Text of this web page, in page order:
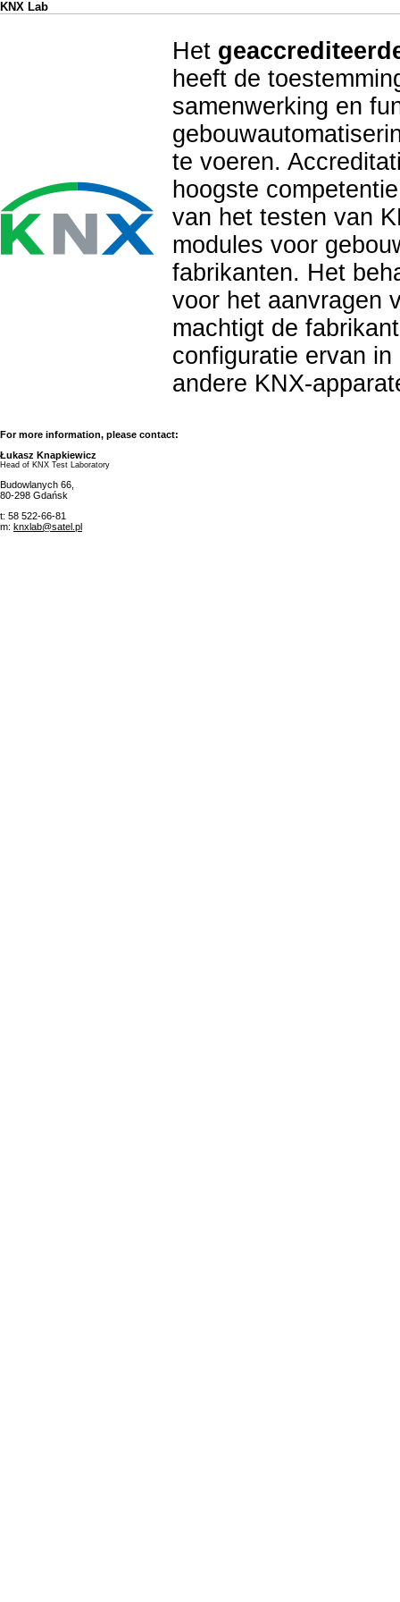
KNX Lab
Het
heeft de
samenwerking en
te voeren.
hoogste
van het testen van
modules voor
fabrikanten. Het
voor het aanvragen
machtigt de
configuratie ervan
andere KNX-
For more information, please contact:
Łukasz Knapkiewicz
Head of KNX Test Laboratory
Budowlanych 66,
80-298 Gdańsk
t: 58 522-66-81
m: knxlab@satel.pl